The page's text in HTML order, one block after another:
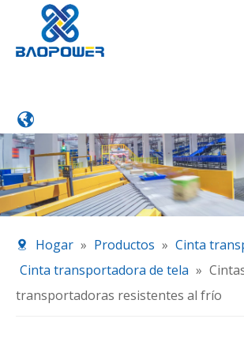
Hogar » Productos » Cinta
Cinta transportadora de tela »
transportadoras resistentes al frío